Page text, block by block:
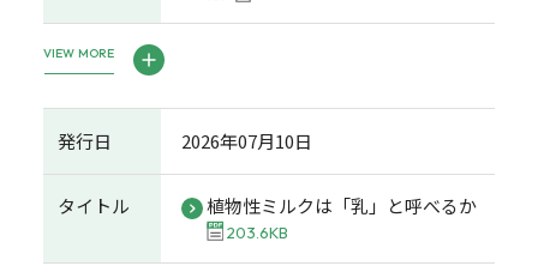
VIEW MORE
発行日 2026年07月10日
タイトル 植物性ミルクは「乳」と呼べるか
203.6KB